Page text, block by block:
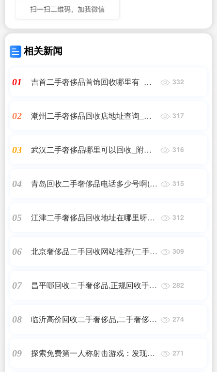
相关新闻
01
吉首二手奢侈品首饰回收哪里有_哪
332
02
潮州二手奢侈品回收店地址查询_从
317
03
武汉二手奢侈品哪里可以回收_附近
316
04
青岛回收二手奢侈品电话多少号啊(爱
315
05
江津二手奢侈品回收地址在哪里呀_
312
06
北京奢侈品二手回收网站推荐(二手奢
309
07
昌平哪回收二手奢侈品,正规回收手表
282
08
临沂高价回收二手奢侈品,二手奢侈品
274
09
探索免费第一人称射击游戏：发现未
271